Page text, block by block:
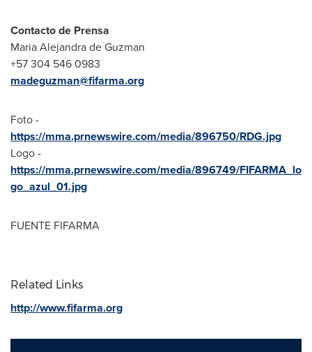
Contacto de Prensa
Maria Alejandra de Guzman
+57 304 546 0983
madeguzman@fifarma.org
Foto -
https://mma.prnewswire.com/media/896750/RDG.jpg
Logo -
https://mma.prnewswire.com/media/896749/FIFARMA_lo
go_azul_01.jpg
FUENTE FIFARMA
Related Links
http://www.fifarma.org